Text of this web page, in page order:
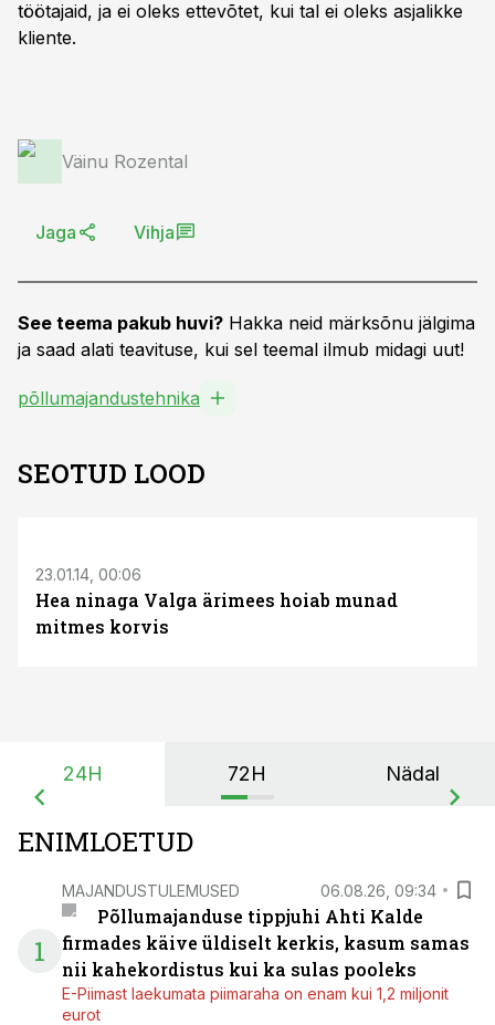
töötajaid, ja ei oleks ettevõtet, kui tal ei oleks asjalikke
kliente.
Väinu Rozental
Jaga Vihja
See teema pakub huvi? Hakka neid märksõnu jälgima
ja saad alati teavituse, kui sel teemal ilmub midagi uut!
põllumajandustehnika
SEOTUD LOOD
23.01.14, 00:06
Hea ninaga Valga ärimees hoiab munad
mitmes korvis
24H 72H Nädal
ENIMLOETUD
1
MAJANDUSTULEMUSED 06.08.26, 09:34
Põllumajanduse tippjuhi Ahti Kalde
firmades käive üldiselt kerkis, kasum samas
nii kahekordistus kui ka sulas pooleks
E-Piimast laekumata piimaraha on enam kui 1,2 miljonit
eurot